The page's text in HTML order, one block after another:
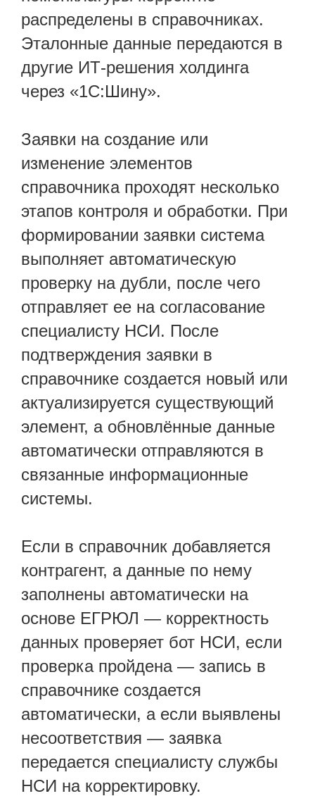
распределены в справочниках.
Эталонные данные передаются в
другие ИТ-решения холдинга
через «1С:Шину».
Заявки на создание или
изменение элементов
справочника проходят несколько
этапов контроля и обработки. При
формировании заявки система
выполняет автоматическую
проверку на дубли, после чего
отправляет ее на согласование
специалисту НСИ. После
подтверждения заявки в
справочнике создается новый или
актуализируется существующий
элемент, а обновлённые данные
автоматически отправляются в
связанные информационные
системы.
Если в справочник добавляется
контрагент, а данные по нему
заполнены автоматически на
основе ЕГРЮЛ — корректность
данных проверяет бот НСИ, если
проверка пройдена — запись в
справочнике создается
автоматически, а если выявлены
несоответствия — заявка
передается специалисту службы
НСИ на корректировку.